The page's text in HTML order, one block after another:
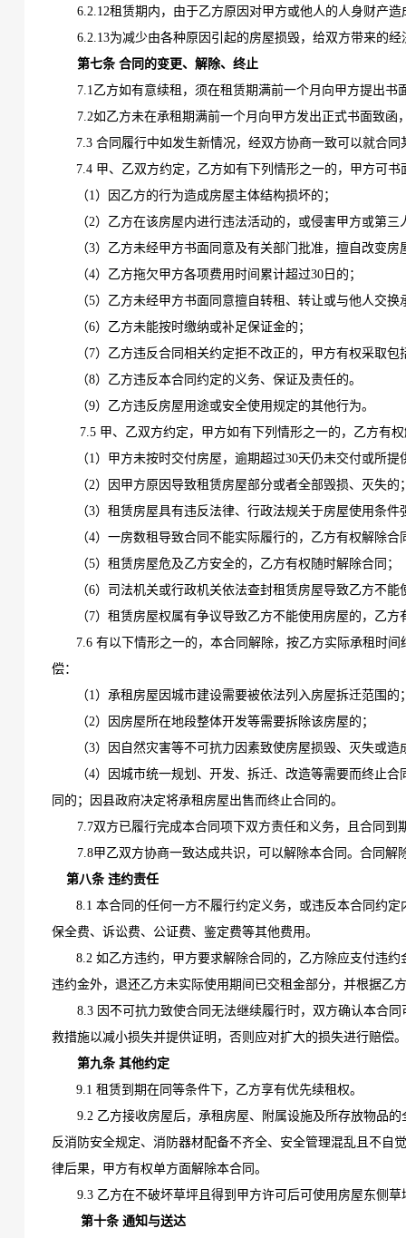
6.2.12租赁期内，由于乙方原因对甲方或他人的人身财产
6.2.13为减少由各种原因引起的房屋损毁，给双方带来的
第七条 合同的变更、解除、终止
7.1乙方如有意续租，须在租赁期满前一个月向甲方提出书
7.2如乙方未在承租期满前一个月向甲方发出正式书面致
7.3 合同履行中如发生新情况，经双方协商一致可以就合
7.4 甲、乙双方约定，乙方如有下列情形之一的，甲方可
（1）因乙方的行为造成房屋主体结构损坏的；
（2）乙方在该房屋内进行违法活动的，或侵害甲方或第三
（3）乙方未经甲方书面同意及有关部门批准，擅自改变
（4）乙方拖欠甲方各项费用时间累计超过30日的；
（5）乙方未经甲方书面同意擅自转租、转让或与他人交换
（6）乙方未能按时缴纳或补足保证金的 ；
（7）乙方违反合同相关约定拒不改正的，甲方有权采取
（8）乙方违反本合同约定的义务、保证及责任的。
（9）乙方违反房屋用途或安全使用规定的其他行为。
7.5 甲、乙双方约定，甲方如有下列情形之一的，乙方有
（1）甲方未按时交付房屋，逾期超过30天仍未交付或所
（2） 因甲方原因导致租赁房屋部分或者全部毁损、灭失的
（3）租赁房屋具有违反法律、行政法规关于房屋使用条
（4）一房数租导致合同不能实际履行的，乙方有权解除合
（5）租赁房屋危及乙方安全的，乙方有权随时解除合同；
（6）司法机关或行政机关依法查封租赁房屋导致乙方不能
（7）租赁房屋权属有争议导致乙方不能使用房屋的，乙方
7.6 有以下情形之一的，本合同解除，按乙方实际承租时
偿：
（1）承租房屋因城市建设需要被依法列入房屋拆迁范围的
（2）因房屋所在地段整体开发等需要拆除该房屋的；
（3）因自然灾害等不可抗力因素致使房屋损毁、灭失或造
（4）因城市统一规划、开发、拆迁、改造等需要而终止
同的；因县政府决定将承租房屋出售而终止合同的。
7.7双方已履行完成本合同项下双方责任和义务，且合同到
7.8甲乙双方协商一致达成共识，可以解除本合同。合同解
第八条 违约责任
8.1 本合同的任何一方不履行约定义务，或违反本合同约定
保全费、诉讼费、公证费、鉴定费等其他费用。
8.2 如乙方违约，甲方要求解除合同的，乙方除应支付违
违约金外，退还乙方未实际使用期间已交租金部分，并根据乙
8.3 因不可抗力致使合同无法继续履行时，双方确认本合
救措施以减小损失并提供证明，否则应对扩大的损失进行赔偿。
第九条 其他约定
9.1租赁到期在 同等条件下，乙方享有优先续租权。
9.2 乙方接收房屋后，承租房屋、附属设施及所存放物品
反消防安全规定、消防器材配备不齐全、安全管理混乱且不自
律后果，甲方有权单方面解除本合同。
9.3 乙方在不破坏草坪且得到甲方许可后可使用房屋东侧
第十条 通知与送达